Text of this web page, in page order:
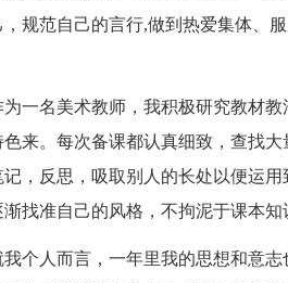
，规范自己的言行,做到热爱集体、
一名美术教师，我积极研究教材
色来。每次备课都认真细致，查找
，反思，吸取别人的长处以便运
找准自己的风格，不拘泥于课本
个人而言，一年里我的思想和意